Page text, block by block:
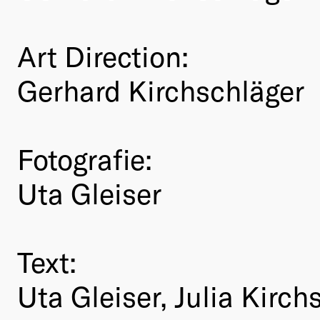
Art Direction:
Gerhard Kirchschläger
Fotografie:
Uta Gleiser
Text:
Uta Gleiser, Julia